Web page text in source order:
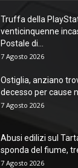
Truffa della
venticinquenne
Postale di...
7 Agosto 2026
Ostiglia, anziano
decesso per cause
7 Agosto 2026
Abusi edilizi sul
sponda del fiume,
7 Agosto 2026